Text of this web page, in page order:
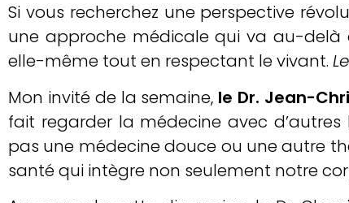
Si vous recherchez une perspective
une approche médicale qui va au-delà
elle-même tout en respectant le vivant.
Mon invité de la semaine, le Dr. Jean-
fait regarder la médecine avec d’autres
pas une médecine douce ou une autre
santé qui intègre non seulement notre